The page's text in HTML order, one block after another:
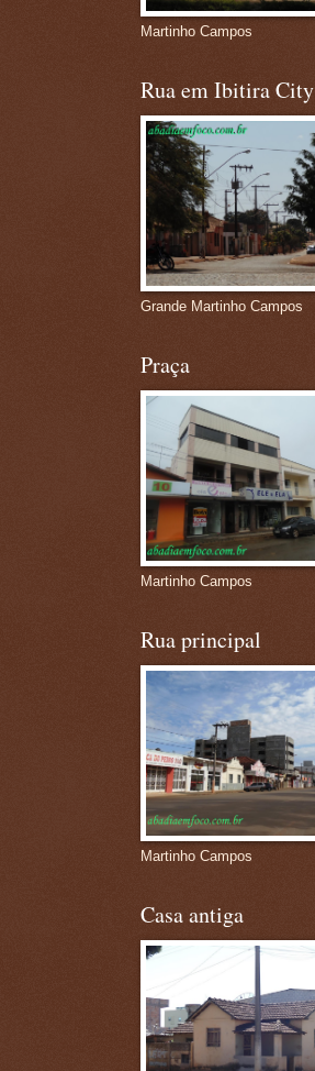
Martinho Campos
Rua em Ibitira City
Grande Martinho Campos
Praça
Martinho Campos
Rua principal
Martinho Campos
Casa antiga